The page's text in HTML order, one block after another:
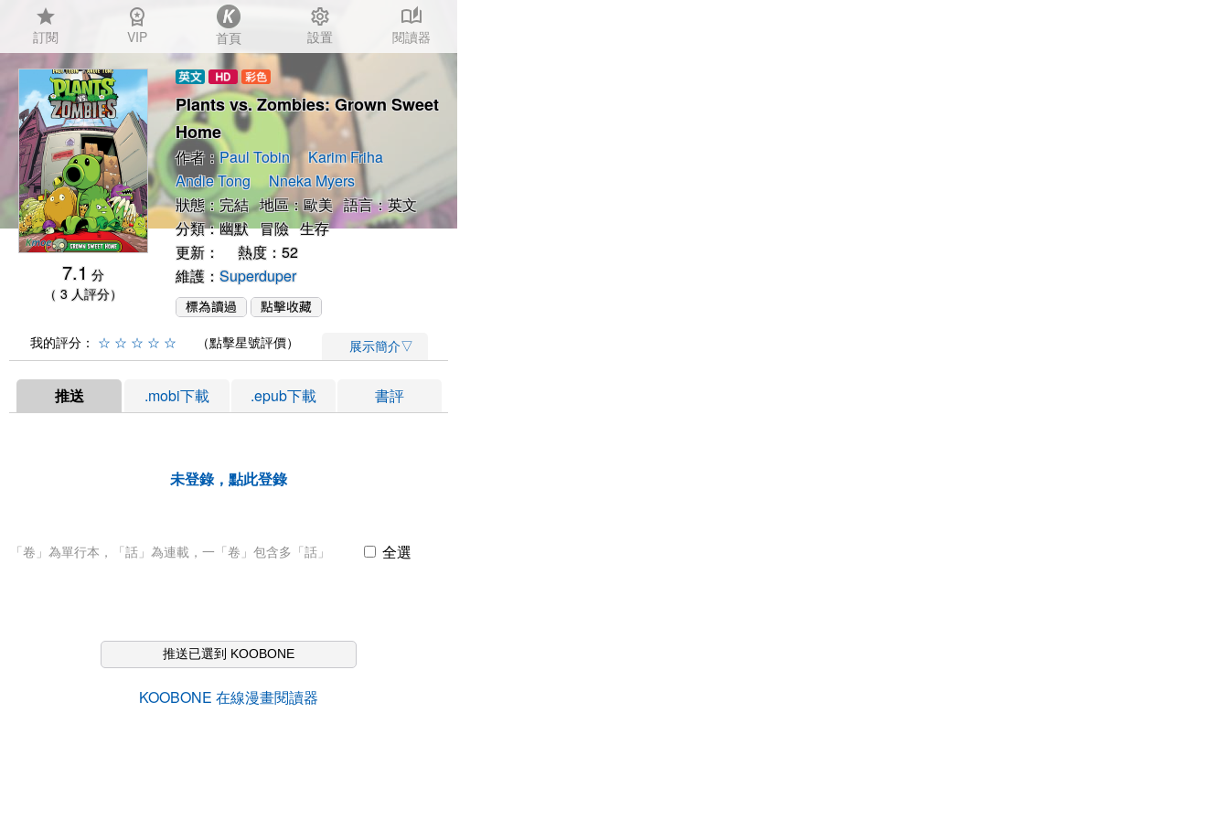
star
訂閱
workspace_premium
VIP 首頁
settings
設置
auto_stories
閱讀器
7.1 分
（ 3 人評分）
Plants vs. Zombies: Grown Sweet
Home
作者：Paul Tobin
Karim Friha
Andie Tong
Nneka Myers
狀態：完結 地區：歐美 語言：英文
分類：幽默 冒險 生存
更新： 熱度：52
維護： Superduper
我的評分： ☆ ☆ ☆ ☆ ☆ （點擊星號評價） 展示簡介▽
推送 .mobi下載 .epub下載 書評
未登錄，點此登錄
「卷」為單行本，「話」為連載，一「卷」包含多「話」 全選
推送已選到 KOOBONE
KOOBONE 在線漫畫閱讀器